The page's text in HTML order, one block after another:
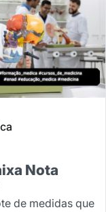
Nota
de medidas que